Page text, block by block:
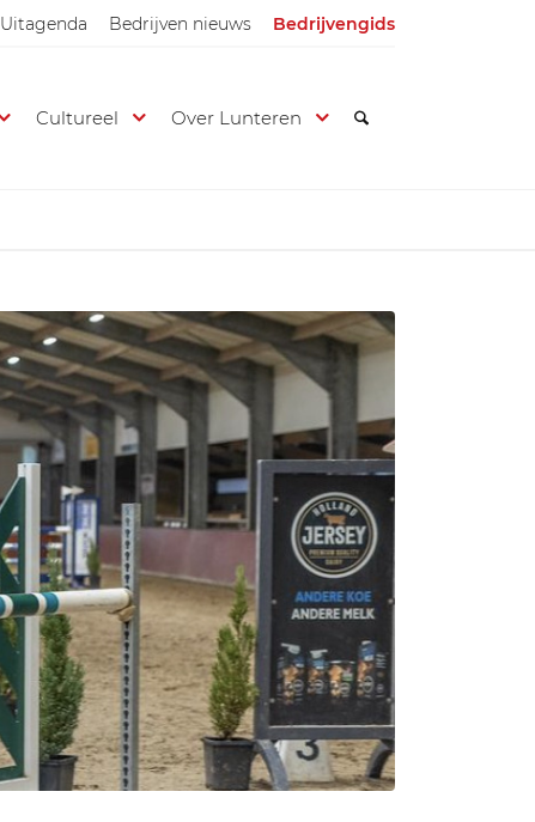
Uitagenda Bedrijven nieuws Bedrijvengids
Cultureel Over Lunteren